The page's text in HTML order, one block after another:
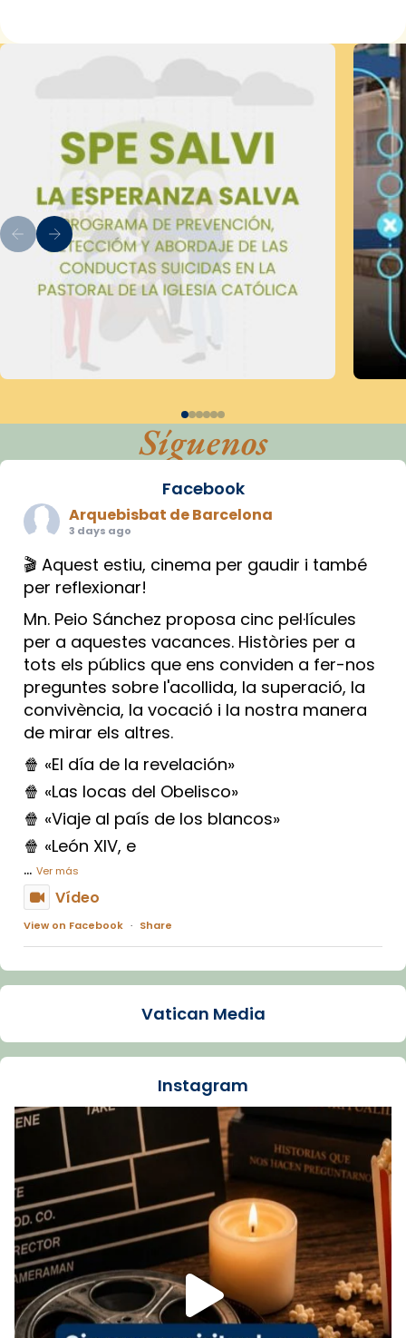
Síguenos
Facebook
Arquebisbat de Barcelona
3 days ago
🎬 Aquest estiu, cinema per gaudir i també
per reflexionar!
Mn. Peio Sánchez proposa cinc pel·lícules
per a aquestes vacances. Històries per a
tots els públics que ens conviden a fer-nos
preguntes sobre l'acollida, la superació, la
convivència, la vocació i la nostra manera
de mirar els altres.
🍿 «El día de la revelación»
🍿 «Las locas del Obelisco»
🍿 «Viaje al país de los blancos»
🍿 «León XIV, e
... Ver más
Vídeo
View on Facebook · Share
Arquebisbat de Barcelona
La Carmina va patir depressió. Fa gairebé
dos mesos, a l'Estadi Lluís Companys, la
Recupera l'entrevista comp
Vatican
tican News 👇
www.vaticannews.va/es/iglesia/news/2026-
07/carmina-historia-depresion-papa-viaje-
espana-testimoni...
Foto
View on Facebook · Share
Vatican Media
Instagram